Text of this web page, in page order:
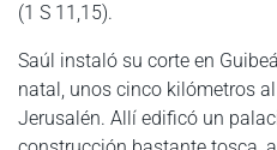
(1 S 11,15).
Saúl instaló su corte en
natal, unos cinco kilómetros
Jerusalén. Allí edificó un